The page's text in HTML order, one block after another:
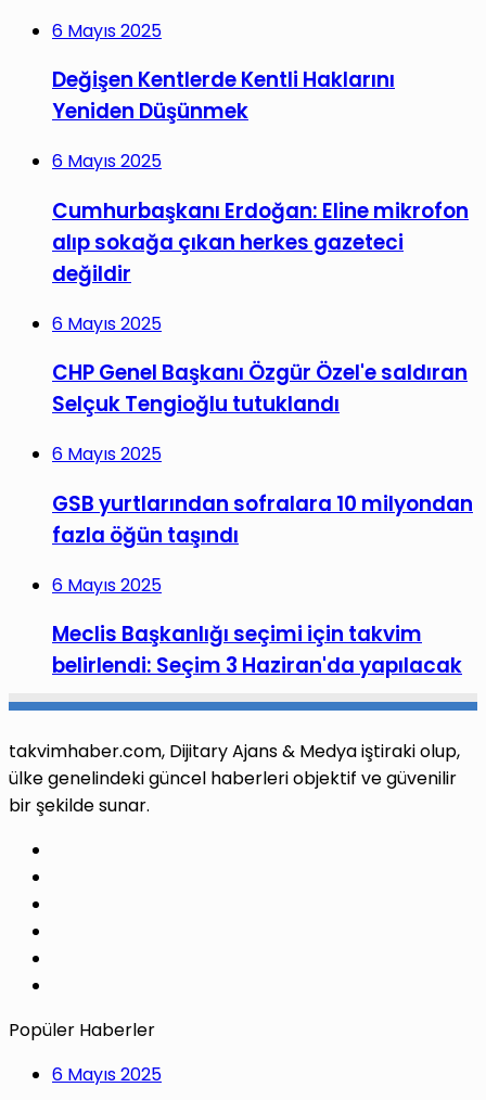
6 Mayıs 2025
Değişen Kentlerde Kentli Haklarını
Yeniden Düşünmek
6 Mayıs 2025
Cumhurbaşkanı Erdoğan: Eline mikrofon
alıp sokağa çıkan herkes gazeteci
değildir
6 Mayıs 2025
CHP Genel Başkanı Özgür Özel'e saldıran
Selçuk Tengioğlu tutuklandı
6 Mayıs 2025
GSB yurtlarından sofralara 10 milyondan
fazla öğün taşındı
6 Mayıs 2025
Meclis Başkanlığı seçimi için takvim
belirlendi: Seçim 3 Haziran'da yapılacak
takvimhaber.com, Dijitary Ajans & Medya iştiraki olup,
ülke genelindeki güncel haberleri objektif ve güvenilir
bir şekilde sunar.
Popüler Haberler
6 Mayıs 2025